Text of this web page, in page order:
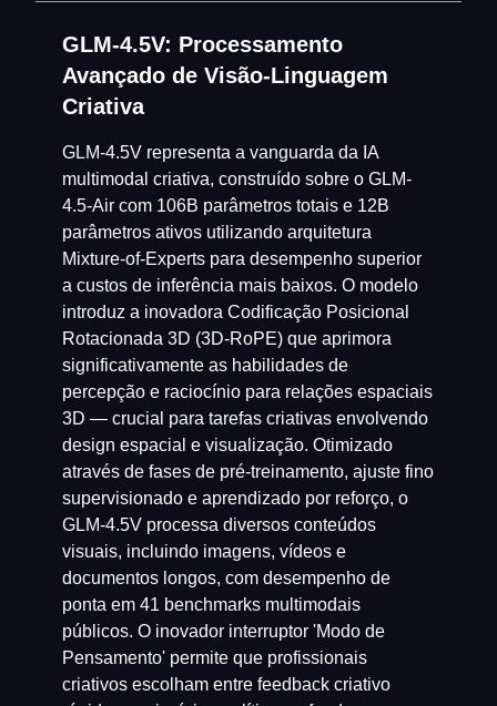
GLM-4.5V: Processamento
Avançado de Visão-Linguagem
Criativa
GLM-4.5V representa a vanguarda da IA
multimodal criativa, construído sobre o GLM-
4.5-Air com 106B parâmetros totais e 12B
parâmetros ativos utilizando arquitetura
Mixture-of-Experts para desempenho superior
a custos de inferência mais baixos. O modelo
introduz a inovadora Codificação Posicional
Rotacionada 3D (3D-RoPE) que aprimora
significativamente as habilidades de
percepção e raciocínio para relações espaciais
3D — crucial para tarefas criativas envolvendo
design espacial e visualização. Otimizado
através de fases de pré-treinamento, ajuste fino
supervisionado e aprendizado por reforço, o
GLM-4.5V processa diversos conteúdos
visuais, incluindo imagens, vídeos e
documentos longos, com desempenho de
ponta em 41 benchmarks multimodais
públicos. O inovador interruptor 'Modo de
Pensamento' permite que profissionais
criativos escolham entre feedback criativo